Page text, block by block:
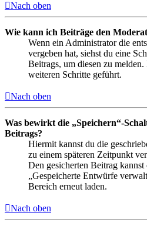
Nach oben
Wie kann ich Beiträge den
Wenn ein Administrator die
vergeben hat, siehst du eine
Beitrags, um diesen zu
weiteren Schritte geführt.
Nach oben
Was bewirkt die „Speichern“-
Beitrags?
Hiermit kannst du die
zu einem späteren Zeitpunkt
Den gesicherten Beitrag
„Gespeicherte Entwürfe
Bereich erneut laden.
Nach oben